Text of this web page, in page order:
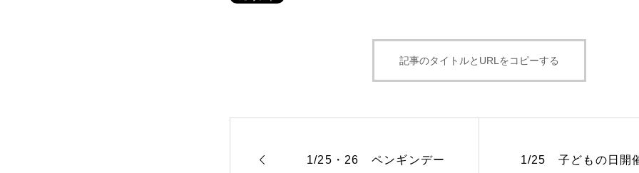
記事のタイトルとURLをコピーする
 1/25・26 ペンギンデー 1/25 子どもの日開